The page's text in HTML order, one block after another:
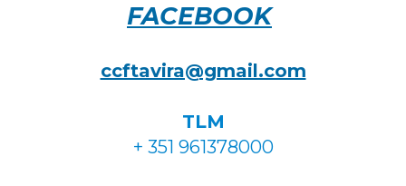
FACEBOOK
ccftavira@gmail.com
TLM
+ 351 961378000